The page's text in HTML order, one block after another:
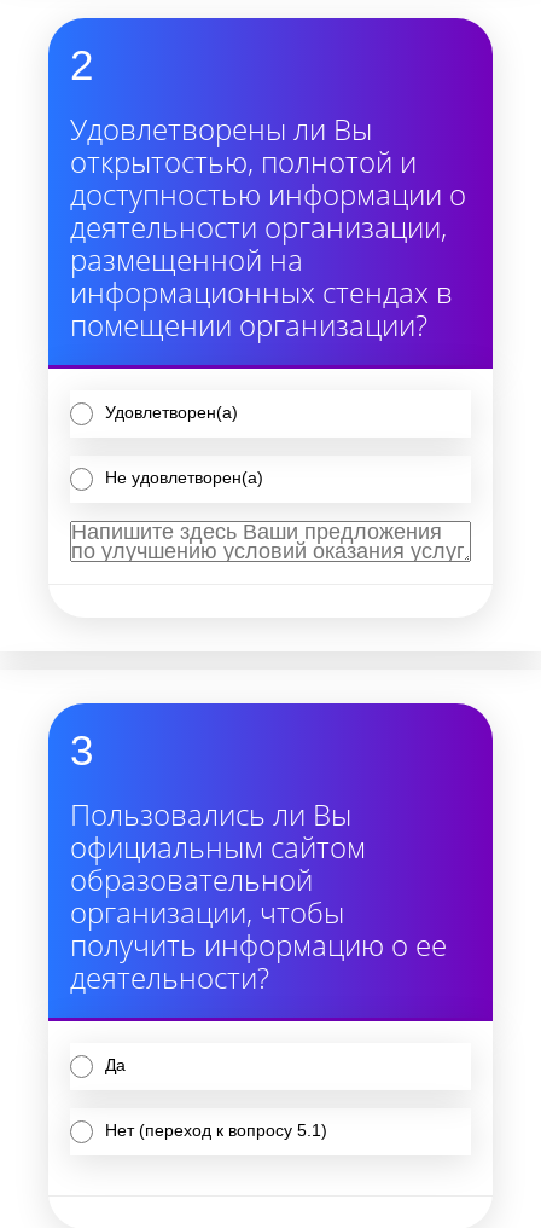
2
Удовлетворены ли Вы
открытостью, полнотой и
доступностью информации о
деятельности организации,
размещенной на
информационных стендах в
помещении организации?
Удовлетворен(а)
Не удовлетворен(а)
3
Пользовались ли Вы
официальным сайтом
образовательной
организации, чтобы
получить информацию о ее
деятельности?
Да
Нет (переход к вопросу 5.1)